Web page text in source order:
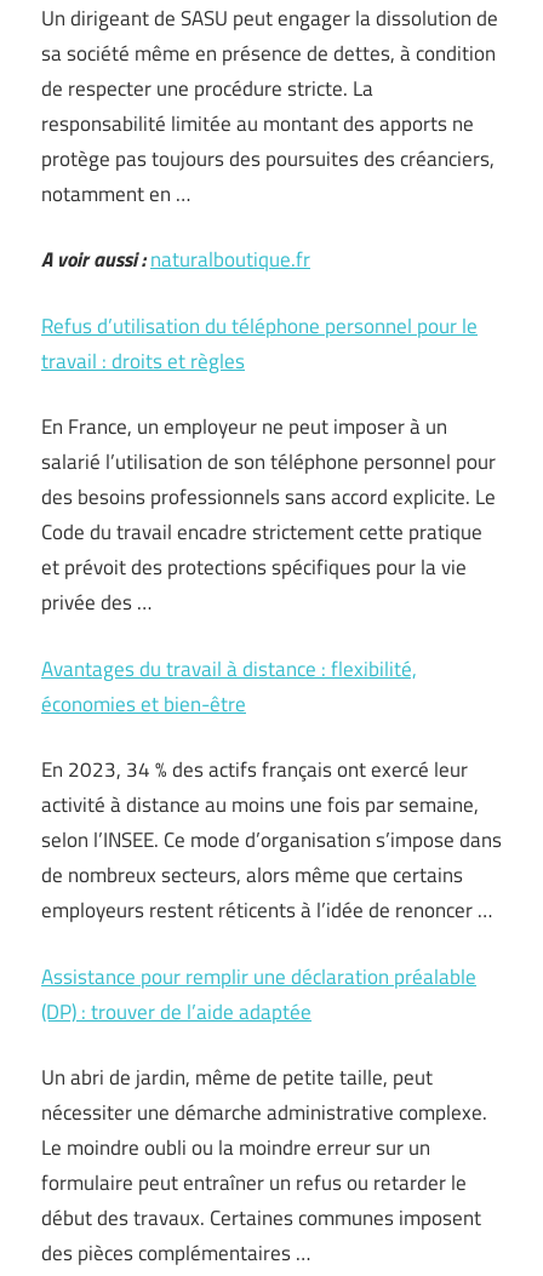
Un dirigeant de SASU peut engager la dissolution de
sa société même en présence de dettes, à condition
de respecter une procédure stricte. La
responsabilité limitée au montant des apports ne
protège pas toujours des poursuites des créanciers,
notamment en …
A voir aussi :naturalboutique.fr
Refus d’utilisation du téléphone personnel pour le
travail : droits et règles
En France, un employeur ne peut imposer à un
salarié l’utilisation de son téléphone personnel pour
des besoins professionnels sans accord explicite. Le
Code du travail encadre strictement cette pratique
et prévoit des protections spécifiques pour la vie
privée des …
Avantages du travail à distance : flexibilité,
économies et bien-être
En 2023, 34 % des actifs français ont exercé leur
activité à distance au moins une fois par semaine,
selon l’INSEE. Ce mode d’organisation s’impose dans
de nombreux secteurs, alors même que certains
employeurs restent réticents à l’idée de renoncer …
Assistance pour remplir une déclaration préalable
(DP) : trouver de l’aide adaptée
Un abri de jardin, même de petite taille, peut
nécessiter une démarche administrative complexe.
Le moindre oubli ou la moindre erreur sur un
formulaire peut entraîner un refus ou retarder le
début des travaux. Certaines communes imposent
des pièces complémentaires …